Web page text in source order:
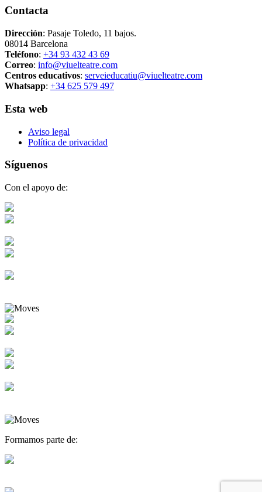
Contacta
Dirección: Pasaje Toledo, 11 bajos.
08014 Barcelona
Teléfono: +34 93 432 43 69
Correo: info@viuelteatre.com
Centros educativos: serveieducatiu@viuelteatre.com
Whatsapp: +34 625 579 497
Esta web
Aviso legal
Política de privacidad
Síguenos
Con el apoyo de:
Formamos parte de: